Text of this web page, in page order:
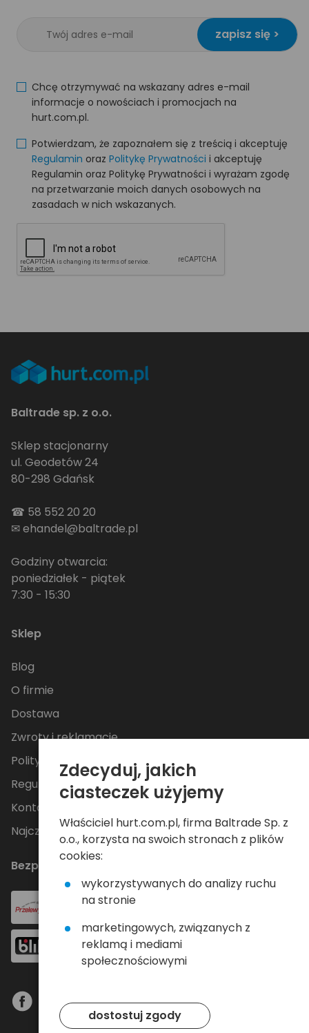
zapisz się >
Chcę otrzymywać na wskazany adres e-mail
informacje o nowościach i promocjach na
hurt.com.pl.
Potwierdzam, że zapoznałem się z treścią i akceptuję
Regulamin oraz Politykę Prywatności i akceptuję
Regulamin oraz Politykę Prywatności i wyrażam zgodę
na przetwarzanie moich danych osobowych na
zasadach w nich wskazanych.
Baltrade sp. z o.o.
Sklep stacjonarny
ul. Geodetów 24
80-298 Gdańsk
☎ 58 552 20 20
✉ehandel@baltrade.pl
Godziny otwarcia:
poniedziałek - piątek
7:30 - 15:30
Sklep
Blog
O firmie
Dostawa
Zwroty i reklamacje
Polityka Prywatności
Regulamin
Kontakt
Najczęściej zadawane pytania
Bezpieczne płatności
Zdecyduj, jakich
ciasteczek użyjemy
Właściciel hurt.com.pl, firma Baltrade Sp. z
o.o., korzysta na swoich stronach z plików
cookies:
wykorzystywanych do analizy ruchu
na stronie
marketingowych, związanych z
reklamą i mediami
społecznościowymi
dostostuj zgody